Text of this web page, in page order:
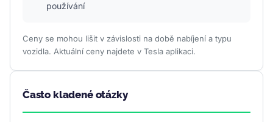
používání
Ceny se mohou lišit v závislosti na době nabíjení a typu
vozidla. Aktuální ceny najdete v Tesla aplikaci.
Často kladené otázky